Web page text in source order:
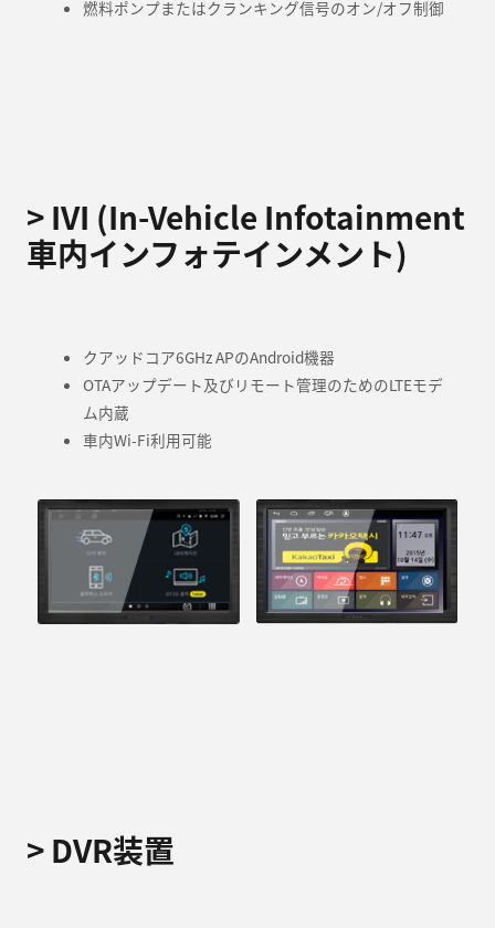
燃料ポンプまたはクランキング信号のオン/オフ制御
> IVI (In-Vehicle Infotainment
車内インフォテインメント)
クアッドコア6GHz APのAndroid機器
OTAアップデート及びリモート管理のためのLTEモデ
ム内蔵
車内Wi-Fi利用可能
> DVR装置